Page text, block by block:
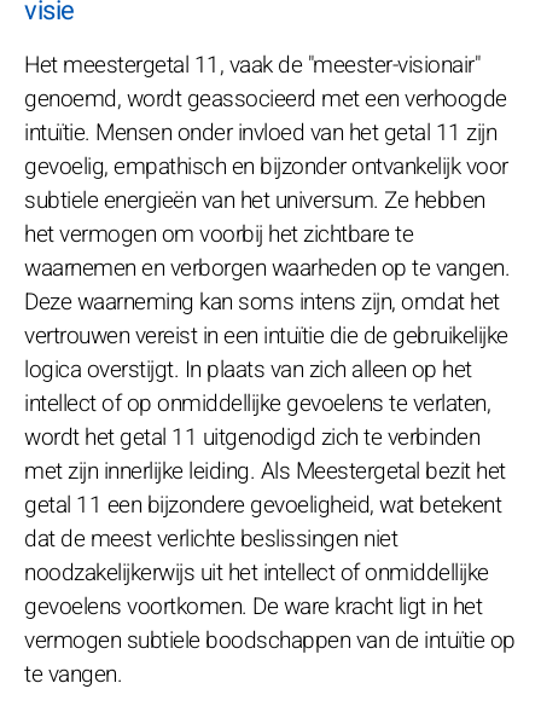
visie
Het meestergetal 11, vaak de "meester-visionair"
genoemd, wordt geassocieerd met een verhoogde
intuïtie. Mensen onder invloed van het getal 11 zijn
gevoelig, empathisch en bijzonder ontvankelijk voor
subtiele energieën van het universum. Ze hebben
het vermogen om voorbij het zichtbare te
waarnemen en verborgen waarheden op te vangen.
Deze waarneming kan soms intens zijn, omdat het
vertrouwen vereist in een intuïtie die de gebruikelijke
logica overstijgt. In plaats van zich alleen op het
intellect of op onmiddellijke gevoelens te verlaten,
wordt het getal 11 uitgenodigd zich te verbinden
met zijn innerlijke leiding. Als Meestergetal bezit het
getal 11 een bijzondere gevoeligheid, wat betekent
dat de meest verlichte beslissingen niet
noodzakelijkerwijs uit het intellect of onmiddellijke
gevoelens voortkomen. De ware kracht ligt in het
vermogen subtiele boodschappen van de intuïtie op
te vangen.